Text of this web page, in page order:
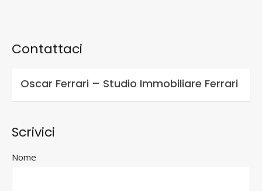
Contattaci
Oscar Ferrari – Studio Immobiliare Ferrari
Scrivici
Nome